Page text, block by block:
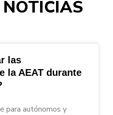
las
la AEAT durante
para autónomos y